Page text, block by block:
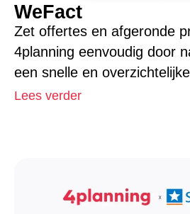
WeFact
Zet offertes en afgeronde
4planning eenvoudig door
een snelle en
Lees verder